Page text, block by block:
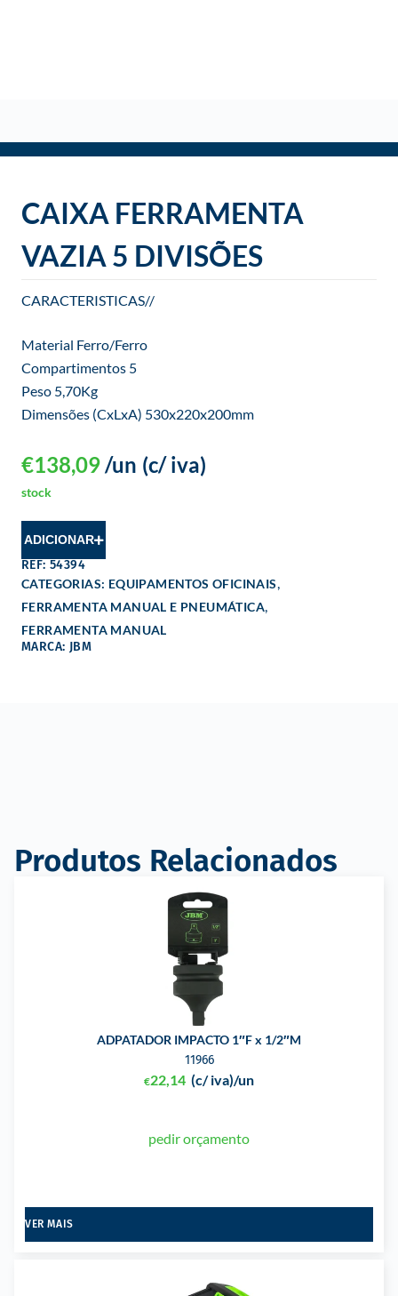
CAIXA FERRAMENTA
VAZIA 5 DIVISÕES
CARACTERISTICAS//
Material Ferro/Ferro
Compartimentos 5
Peso 5,70Kg
Dimensões (CxLxA) 530x220x200mm
€138,09 (c/ iva)
/un
stock
ADICIONAR
REF: 54394
CATEGORIAS: EQUIPAMENTOS OFICINAIS,
FERRAMENTA MANUAL E PNEUMÁTICA,
FERRAMENTA MANUAL
MARCA: JBM
Produtos Relacionados
ADPATADOR IMPACTO 1″F x 1/2″M
11966
€22,14 (c/ iva)/un
pedir orçamento
VER MAIS